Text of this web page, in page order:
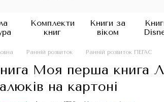
Комплекти
книг
Книги за
віком
Ранній розвиток Ранній розвиток ПЕГАС
Моя перша книга
на картоні